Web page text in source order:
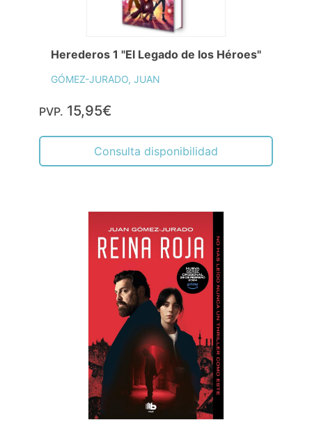
Herederos 1 "El Legado de los Héroes"
GÓMEZ-JURADO, JUAN
PVP. 15,95€
Consulta disponibilidad